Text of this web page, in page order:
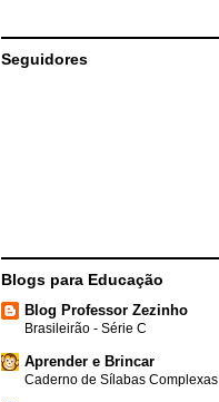
Seguidores
Blogs para Educação
Blog Professor Zezinho
Brasileirão - Série C
Aprender e Brincar
Caderno de Sílabas Complexas